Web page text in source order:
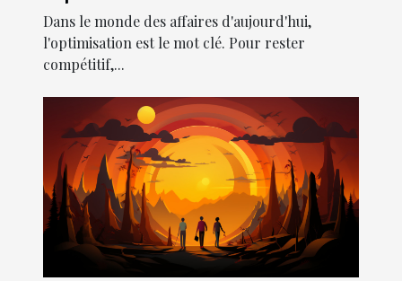
Dans le monde des affaires d'aujourd'hui,
l'optimisation est le mot clé. Pour rester
compétitif,...